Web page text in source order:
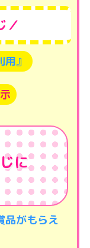
／
』
に
品がもらえ